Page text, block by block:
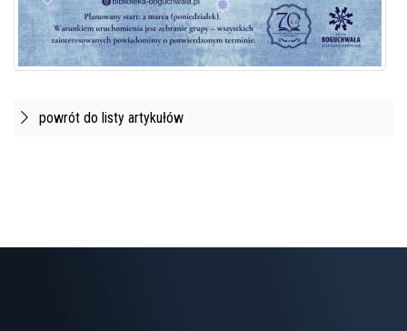
powrót do listy artykułów